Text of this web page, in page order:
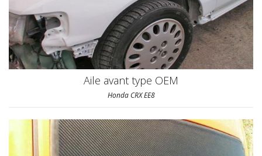
Aile avant type OEM
Honda CRX EE8